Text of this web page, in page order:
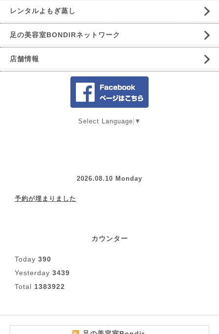
レンタルよもぎ蒸し
足の美容室BONDIRネットワーク
店舗情報
Select Language ▼
2026.08.10 Monday
予約が埋まりました
カウンター
Today 390
Yesterday 3439
Total 1383922